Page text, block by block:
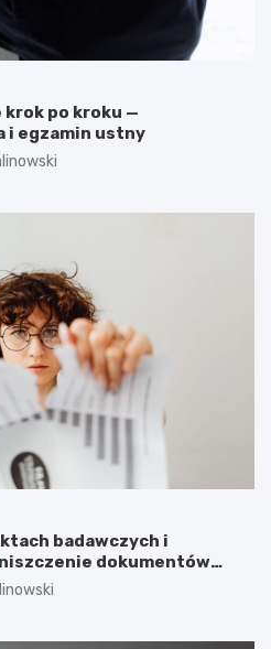
po kroku —
i egzamin ustny
badawczych i
dokumentów